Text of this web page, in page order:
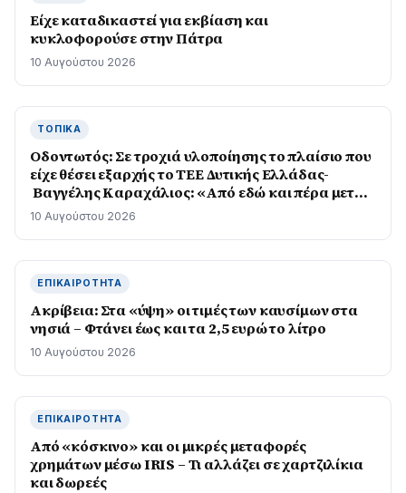
Είχε καταδικαστεί για εκβίαση και
κυκλοφορούσε στην Πάτρα
10 Αυγούστου 2026
ΤΟΠΙΚΆ
Οδοντωτός: Σε τροχιά υλοποίησης το πλαίσιο που
είχε θέσει εξαρχής το ΤΕΕ Δυτικής Ελλάδας-
Βαγγέλης Καραχάλιος: «Από εδώ και πέρα μετρά
το αποτέλεσμα στο πεδίο»
10 Αυγούστου 2026
ΕΠΙΚΑΙΡΌΤΗΤΑ
Ακρίβεια: Στα «ύψη» οι τιμές των καυσίμων στα
νησιά – Φτάνει έως και τα 2,5 ευρώ το λίτρο
10 Αυγούστου 2026
ΕΠΙΚΑΙΡΌΤΗΤΑ
Από «κόσκινο» και οι μικρές μεταφορές
χρημάτων μέσω IRIS – Τι αλλάζει σε χαρτζιλίκια
και δωρεές